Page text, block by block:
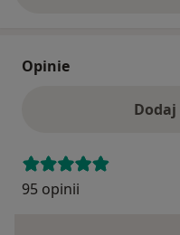
Opinie
95 opinii